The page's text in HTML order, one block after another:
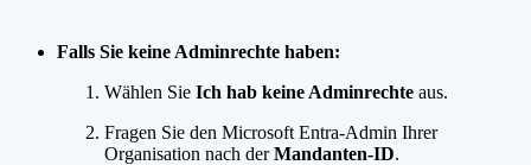
Falls Sie keine Adminrechte haben:
Wählen Sie Ich hab keine Adminrechte aus.
Fragen Sie den Microsoft Entra-Admin Ihrer
Organisation nach derMandanten-ID.